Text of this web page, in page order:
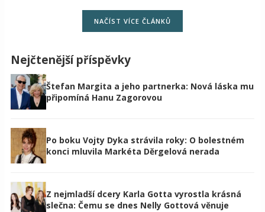
NAČÍST VÍCE ČLÁNKŮ
Nejčtenější příspěvky
Štefan Margita a jeho partnerka: Nová láska mu
připomíná Hanu Zagorovou
Po boku Vojty Dyka strávila roky: O bolestném
konci mluvila Markéta Děrgelová nerada
Z nejmladší dcery Karla Gotta vyrostla krásná
slečna: Čemu se dnes Nelly Gottová věnuje